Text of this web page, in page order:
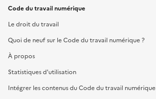
Code du travail numérique
Le droit du travail
Quoi de neuf sur le Code du travail numérique ?
À propos
Statistiques d'utilisation
Intégrer les contenus du Code du travail numérique